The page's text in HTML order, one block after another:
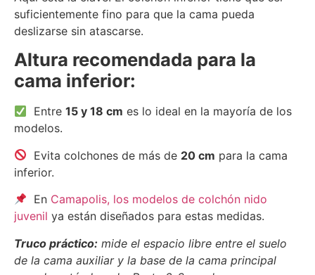
suficientemente fino para que la cama pueda
deslizarse sin atascarse.
Altura recomendada para la
cama inferior:
Entre15 y 18 cm es lo ideal en la mayoría de los
modelos.
Evita colchones de más de 20 cm para la cama
inferior.
En Camapolis, los modelos de colchón nido
juvenil ya están diseñados para estas medidas.
Truco práctico: mide el espacio libre entre el suelo
de la cama auxiliar y la base de la cama principal